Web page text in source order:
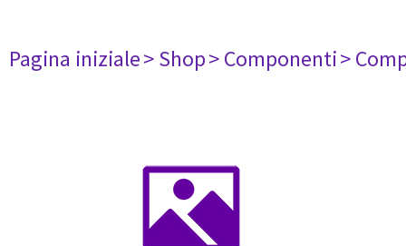
Pagina iniziale> Shop> Componenti>